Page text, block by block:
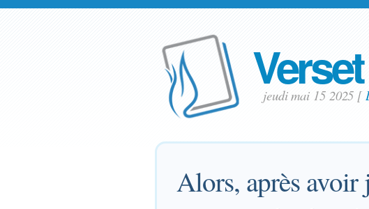
jeudi mai 15 2025 [
Alors, après avoir